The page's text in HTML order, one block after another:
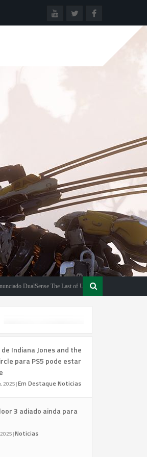
The Last of Us Limited Edition
Indiana Jones and the
para PS5 pode estar
2025|Em Destaque Noticias
3 adiado ainda para
|Noticias